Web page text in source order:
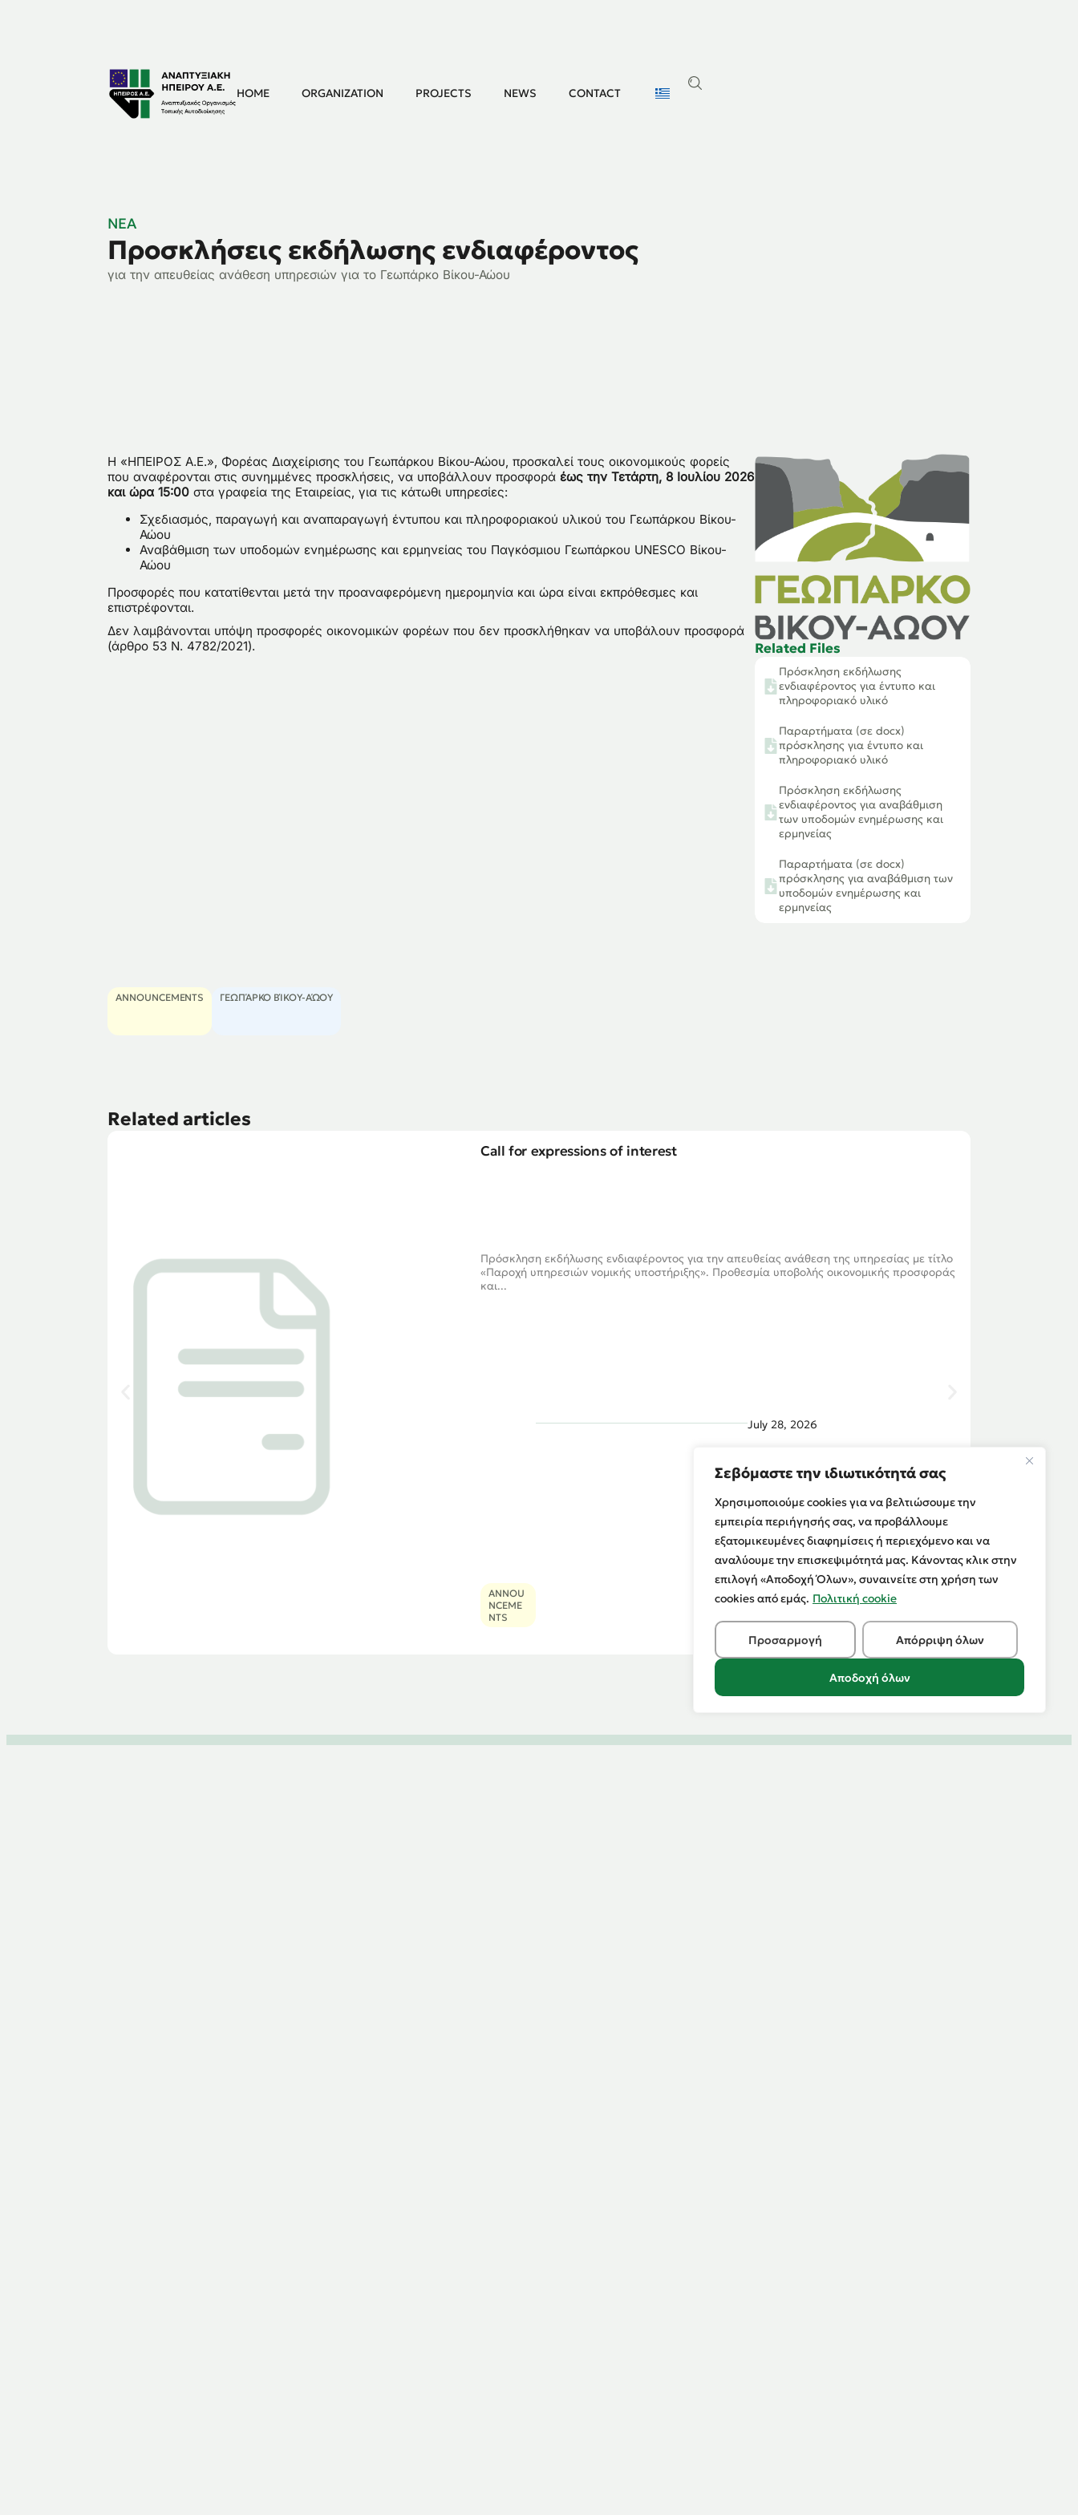
Σεβόμαστε την ιδιωτικότητά σας
Χρησιμοποιούμε cookies για να βελτιώσουμε την
εμπειρία περιήγησής σας, να προβάλλουμε
εξατομικευμένες διαφημίσεις ή περιεχόμενο και να
αναλύουμε την επισκεψιμότητά μας. Κάνοντας κλικ στην
επιλογή «Αποδοχή Όλων», συναινείτε στη χρήση των
cookies από εμάς. Πολιτική cookie
Προσαρμογή Απόρριψη όλων
Αποδοχή όλων
HOME ORGANIZATION PROJECTS NEWS CONTACT
NEA
Προσκλήσεις εκδήλωσης ενδιαφέροντος
για την απευθείας ανάθεση υπηρεσιών για το Γεωπάρκο Βίκου-Αώου
Η «ΗΠΕΙΡΟΣ Α.Ε.», Φορέας Διαχείρισης του Γεωπάρκου Βίκου-Αώου, προσκαλεί τους οικονομικούς φορείς
που αναφέρονται στις συνημμένες προσκλήσεις, να υποβάλλουν προσφοράέως την Τετάρτη, 8 Ιουλίου 2026
και ώρα 15:00στα γραφεία της Εταιρείας, για τις κάτωθι υπηρεσίες:
Σχεδιασμός, παραγωγή και αναπαραγωγή έντυπου και πληροφοριακού υλικού του Γεωπάρκου Βίκου-
Αώου
Αναβάθμιση των υποδομών ενημέρωσης και ερμηνείας του Παγκόσμιου Γεωπάρκου UNESCO Βίκου-
Αώου
Προσφορές που κατατίθενται μετά την προαναφερόμενη ημερομηνία και ώρα είναι εκπρόθεσμες και
επιστρέφονται.
Δεν λαμβάνονται υπόψη προσφορές οικονομικών φορέων που δεν προσκλήθηκαν να υποβάλουν προσφορά
(άρθρο 53 N. 4782/2021).
Related Files
Πρόσκληση εκδήλωσης
ενδιαφέροντος για έντυπο και
πληροφοριακό υλικό
Παραρτήματα (σε docx)
πρόσκλησης για έντυπο και
πληροφοριακό υλικό
Πρόσκληση εκδήλωσης
ενδιαφέροντος για αναβάθμιση
των υποδομών ενημέρωσης και
ερμηνείας
Παραρτήματα (σε docx)
πρόσκλησης για αναβάθμιση των
υποδομών ενημέρωσης και
ερμηνείας
ANNOUNCEMENTS ΓΕΩΠΆΡΚΟ ΒΊΚΟΥ-ΑΏΟΥ
Related articles
Call for expressions of interest
Πρόσκληση εκδήλωσης ενδιαφέροντος για την απευθείας ανάθεση της υπηρεσίας με τίτλο
«Παροχή υπηρεσιών νομικής υποστήριξης». Προθεσμία υποβολής οικονομικής προσφοράς
και...
ANNOU
NCEME
NTS
July 28, 2026